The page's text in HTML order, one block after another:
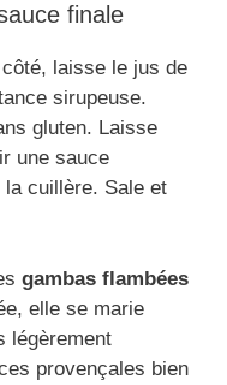
finale
laisse le jus de
sirupeuse.
gluten. Laisse
une sauce
la cuillère. Sale et
gambas flambées
elle se marie
légèrement
provençales bien